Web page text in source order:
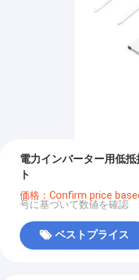
電力インバーター用低
ト
価格：Confirm price
号に基づいて数値を確認
ベストプライス